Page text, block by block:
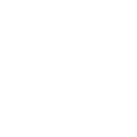
bị HVAC